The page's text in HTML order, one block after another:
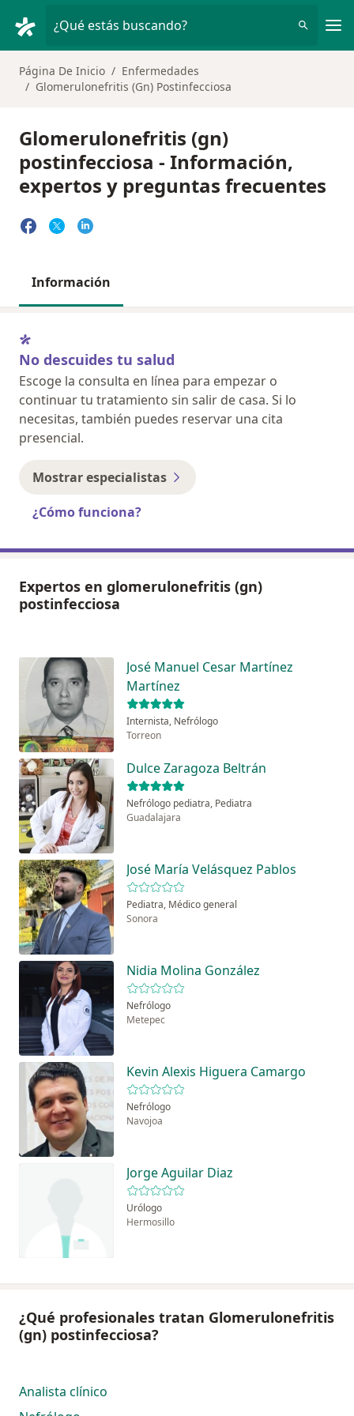
¿Qué estás buscando?
Página De Inicio
Enfermedades
Glomerulonefritis (Gn) Postinfecciosa
Glomerulonefritis (gn)
postinfecciosa - Información,
expertos y preguntas frecuentes
Información
No descuides tu salud
Escoge la consulta en línea para empezar o
continuar tu tratamiento sin salir de casa. Si lo
necesitas, también puedes reservar una cita
presencial.
Mostrar especialistas
¿Cómo funciona?
Expertos en glomerulonefritis (gn)
postinfecciosa
José Manuel Cesar Martínez
Martínez
Internista, Nefrólogo
Torreon
Dulce Zaragoza Beltrán
Nefrólogo pediatra, Pediatra
Guadalajara
José María Velásquez Pablos
Pediatra, Médico general
Sonora
Nidia Molina González
Nefrólogo
Metepec
Kevin Alexis Higuera Camargo
Nefrólogo
Navojoa
Jorge Aguilar Diaz
Urólogo
Hermosillo
¿Qué profesionales tratan Glomerulonefritis
(gn) postinfecciosa?
Analista clínico